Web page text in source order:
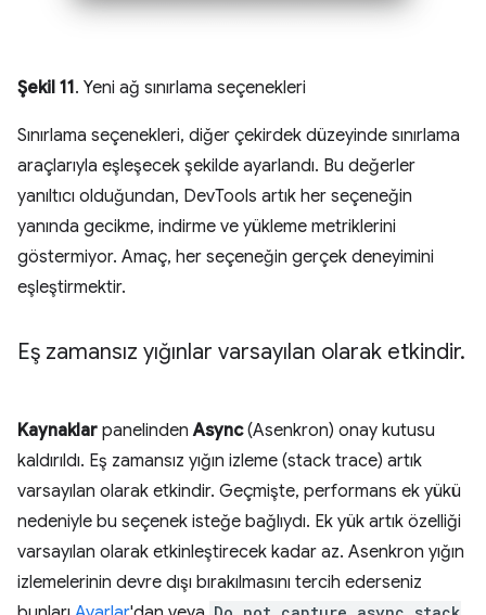
Şekil 11. Yeni ağ sınırlama seçenekleri
Sınırlama seçenekleri, diğer çekirdek düzeyinde sınırlama
araçlarıyla eşleşecek şekilde ayarlandı. Bu değerler
yanıltıcı olduğundan, DevTools artık her seçeneğin
yanında gecikme, indirme ve yükleme metriklerini
göstermiyor. Amaç, her seçeneğin gerçek deneyimini
eşleştirmektir.
Eş zamansız yığınlar varsayılan olarak etkindir.
Kaynaklar panelindenAsync(Asenkron) onay kutusu
kaldırıldı. Eş zamansız yığın izleme (stack trace) artık
varsayılan olarak etkindir. Geçmişte, performans ek yükü
nedeniyle bu seçenek isteğe bağlıydı. Ek yük artık özelliği
varsayılan olarak etkinleştirecek kadar az. Asenkron yığın
izlemelerinin devre dışı bırakılmasını tercih ederseniz